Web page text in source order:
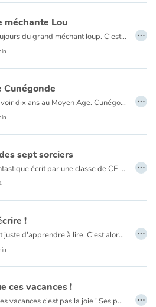
méchante Lou
« On parle toujours du grand méchant loup. C'est bien gentil, mais moi, j'ai à vous parler de quelqu'un de bien plus méchant que le grand méchant loup... »
Et si Etienne vous dit que Lou Duclou est une vraie teigne, vous pouvez le croire : il est bien placé pour le savoir puisque cette horrible demoiselle a transformé sa classe en un véritable champ de bataille.
…
Cunégonde
Pas facile d'avoir dix ans au Moyen Age. Cunégonde en sait quelque chose : la vie est difficile dans la pauvre cabane qu'elle partage avec son père bûcheron, sa mère et ses six frères et sœurs... Mais, pire encore : pour avoir chassé un marcassin sur les terres du redoutable seigneur de Martemort, le père de Cunégonde est arrêté... Pour Cunégonde la débrouillarde, c'est le début d'un formidable combat. Il n'y a pas d'âge, ni d'époque pour réclamer la justice ! …
sept sorciers
Un roman fantastique écrit par une classe de CE 2 et leur maître.
À l’aide de leurs pouvoirs, les jeunes recrues devront affronter de féroces créatures et résoudre de terribles énigmes. Dragons légendaires, loups enragés, phénix flamboyants… Ils feront en chemin d’incroyables rencontres, guidés par un courage et une détermination sans faille.
leur quête ?
…
!
Zoé vient tout juste d'apprendre à lire. C'est alors qu'elle se rend compte que son papa, Cédric, lui, ne sait pas. Il ne sait pas lire ?! Est-ce vraiment possible d'être un adulte et ne pas savoir lire ? Pourtant, Cédric est un super papa, il sait faire tellement de choses ! …
ces vacances !
Pour Basile, les vacances c'est pas la joie ! Ses parents ne partent pas avec lui et ils ont toujours des idées redoutables. Cette année, c'est un stage de cirque au milieu de Nulle-Part recommandé par tante Anna. Basile n'a aucune envie de faire le clown, ni du trapèze et encore moins du cheval. En plus, le seul autre enfant est une fille ! Pourtant, il faut préparer le spectacle et chacun va devoir trouver sa place dans la troupe du cirque Ravioli. …